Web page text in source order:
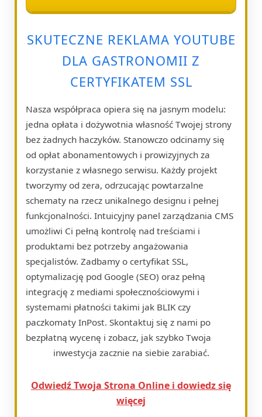
SKUTECZNE REKLAMA YOUTUBE
DLA GASTRONOMII Z
CERTYFIKATEM SSL
Nasza współpraca opiera się na jasnym modelu:
jedna opłata i dożywotnia własność Twojej strony
bez żadnych haczyków. Stanowczo odcinamy się
od opłat abonamentowych i prowizyjnych za
korzystanie z własnego serwisu. Każdy projekt
tworzymy od zera, odrzucając powtarzalne
schematy na rzecz unikalnego designu i pełnej
funkcjonalności. Intuicyjny panel zarządzania CMS
umożliwi Ci pełną kontrolę nad treściami i
produktami bez potrzeby angażowania
specjalistów. Zadbamy o certyfikat SSL,
optymalizację pod Google (SEO) oraz pełną
integrację z mediami społecznościowymi i
systemami płatności takimi jak BLIK czy
paczkomaty InPost. Skontaktuj się z nami po
bezpłatną wycenę i zobacz, jak szybko Twoja
inwestycja zacznie na siebie zarabiać.
Odwiedź Twoja Strona Online i dowiedz się
więcej